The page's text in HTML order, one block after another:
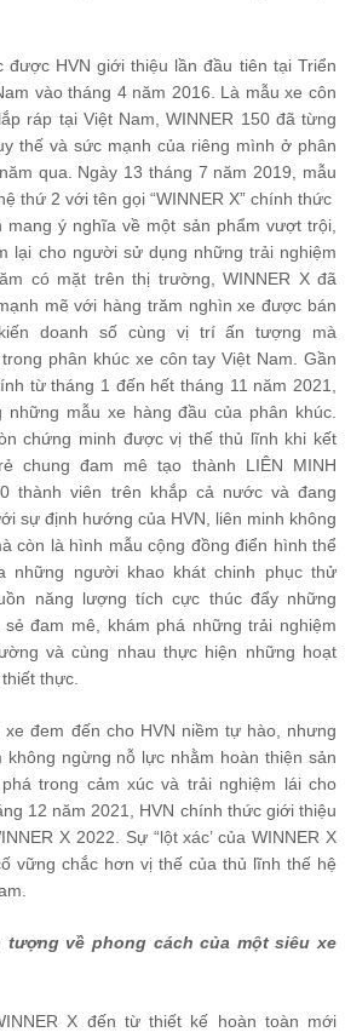
được HVN giới thiệu lần đầu tiên tại Triển
vào tháng 4 năm 2016. Là mẫu xe côn
ráp tại Việt Nam, WINNER 150 đã từng
thế và sức mạnh của riêng mình ở phân
qua. Ngày 13 tháng 7 năm 2019, mẫu
thứ 2 với tên gọi “WINNER X” chính thức
ý nghĩa về một sản phẩm vượt trội,
lại cho người sử dụng những trải nghiệm
có mặt trên thị trường, WINNER X đã
mẽ với hàng trăm nghìn xe được bán
doanh số cùng vị trí ấn tượng mà
phân khúc xe côn tay Việt Nam. Gần
từ tháng 1 đến hết tháng 11 năm 2021,
mẫu xe hàng đầu của phân khúc.
chứng minh được vị thế thủ lĩnh khi kết
chung đam mê tạo thành LIÊN MINH
thành viên trên khắp cả nước và đang
sự định hướng của HVN, liên minh không
còn là hình mẫu cộng đồng điển hình thể
những người khao khát chinh phục thử
năng lượng tích cực thúc đẩy những
đam mê, khám phá những trải nghiệm
và cùng nhau thực hiện những hoạt
thực.
đem đến cho HVN niềm tự hào, nhưng
ngừng nỗ lực nhằm hoàn thiện sản
trong cảm xúc và trải nghiệm lái cho
12 năm 2021, HVN chính thức giới thiệu
X 2022. Sự “lột xác’ của WINNER X
vững chắc hơn vị thế của thủ lĩnh thế hệ
tượng về phong cách của một siêu xe
X đến từ thiết kế hoàn toàn mới